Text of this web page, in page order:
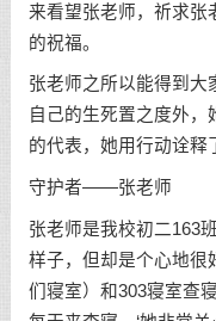
来看望张老师，祈求张
的祝福。
张老师之所以能得到大
自己的生死置之度外
的代表，她用行动诠释
守护者——张老师
张老师是我校初二163
样子，但却是个心地很
们寝室）和303寝室查